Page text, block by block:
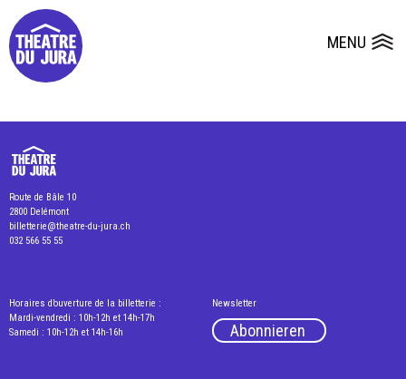
MENU
Presse Dépôts de dossiers
Route de Bâle 10
2800 Delémont
billetterie@theatre-du-jura.ch
032 566 55 55
Horaires d’ouverture de la billetterie :
Mardi-vendredi : 10h-12h et 14h-17h
Samedi : 10h-12h et 14h-16h
Newsletter
Abonnieren